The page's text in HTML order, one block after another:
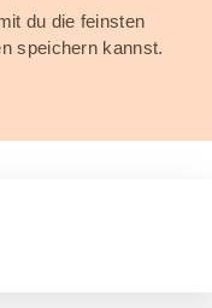
du die feinsten
speichern kannst.